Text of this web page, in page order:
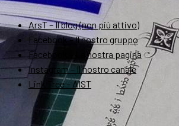
ArsT – Il blog (non più attivo)
Facebook – Il nostro gruppo
Facebook – La nostra pagina
Instagram – Il nostro canale
Link Tree – AIST